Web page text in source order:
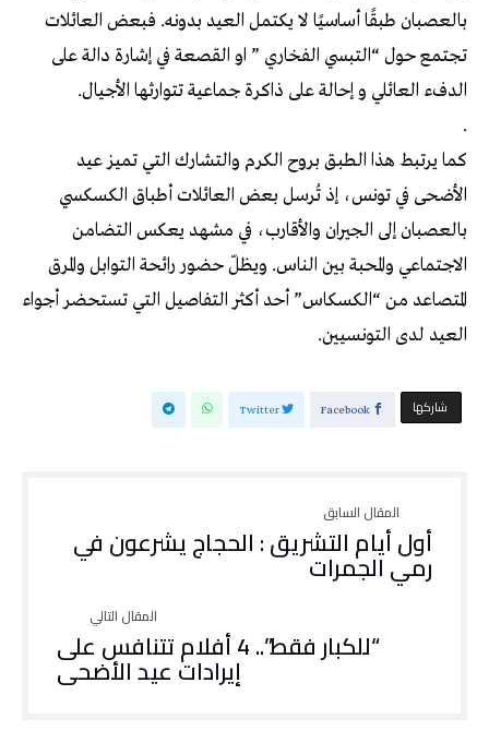
بالعصبان طبقًا أساسيًا لا يكتمل العيد بدونه. فبعض العائلات
تجتمع حول “التبسي الفخاري ” او القصعة في إشارة دالة على
الدفء العائلي و إحالة على ذاكرة جماعية تتوارثها الأجيال.
.
كما يرتبط هذا الطبق بروح الكرم والتشارك التي تميز عيد
الأضحى في تونس، إذ تُرسل بعض العائلات أطباق الكسكسي
بالعصبان إلى الجيران والأقارب، في مشهد يعكس التضامن
الاجتماعي والمحبة بين الناس. ويظلّ حضور رائحة التوابل والمرق
المتصاعد من “الكسكاس” أحد أكثر التفاصيل التي تستحضر أجواء
العيد لدى التونسيين.
‫‫ شاركها‬ Facebook
Twitter
أول أيام التشريق : الحجاج يشرعون في
رمي الجمرات
“للكبار فقط”.. 4 أفلام تتنافس على
إيرادات عيد الأضحى